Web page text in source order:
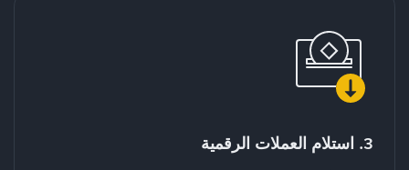
3. استلام العملات الرقمية